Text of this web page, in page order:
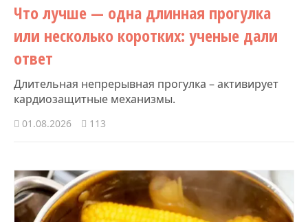
Что лучше — одна длинная прогулка
или несколько коротких: ученые дали
ответ
Длительная непрерывная прогулка – активирует
кардиозащитные механизмы.
01.08.2026 113